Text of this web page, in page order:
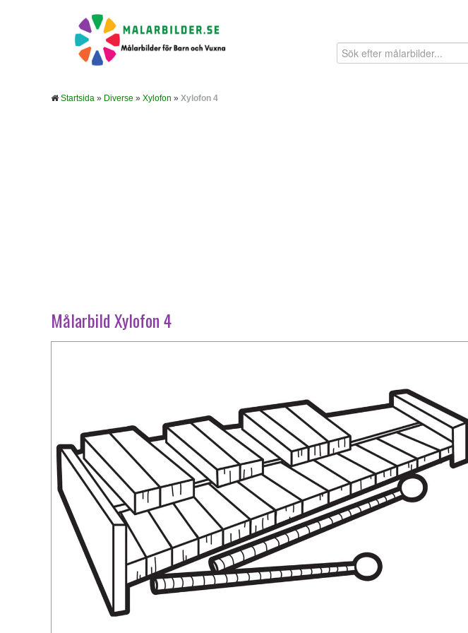
Startsida » Diverse » Xylofon » Xylofon 4
Målarbild Xylofon 4